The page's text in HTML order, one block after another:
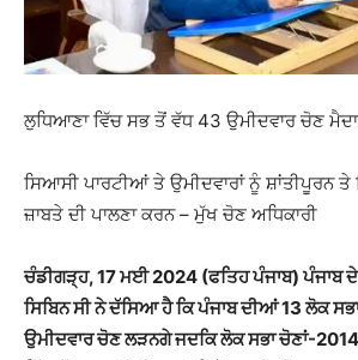
ਲੁਧਿਆਣਾ ਵਿੱਚ ਸਭ ਤੋਂ ਵੱਧ 43 ਉਮੀਦਵਾਰ ਚੋਣ
ਸਿਆਸੀ ਪਾਰਟੀਆਂ ਤੇ ਉਮੀਦਵਾਰਾਂ ਨੂੰ ਸ਼ਾਂਤੀਪੂਰਨ
ਜ਼ਾਬਤੇ ਦੀ ਪਾਲਣਾ ਕਰਨ – ਮੁੱਖ ਚੋਣ ਅਧਿਕਾਰੀ
ਚੰਡੀਗੜ੍ਹ, 17 ਮਈ 2024 (ਫਤਿਹ ਪੰਜਾਬ) ਪੰਜਾਬ
ਸਿਬਿਨ ਸੀ ਨੇ ਦੱਸਿਆ ਹੈ ਕਿ ਪੰਜਾਬ ਦੀਆਂ 13 ਲੋਕ
ਉਮੀਦਵਾਰ ਚੋਣ ਲੜਨਗੇ ਜਦਕਿ ਲੋਕ ਸਭਾ ਚੋਣਾਂ-